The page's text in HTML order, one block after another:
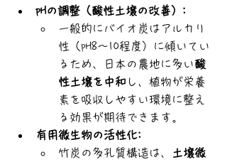
pHの調整（酸性土壌の改善）:
一般的にバイオ炭はアルカリ
性（pH8～10程度）に傾いてい
るため、日本の農地に多い酸
性土壌を中和 し、植物が栄養
素を吸収しやすい環境に整え
る効果が期待できます。
有用微生物の活性化:
竹炭の多孔質構造は、
土壌微